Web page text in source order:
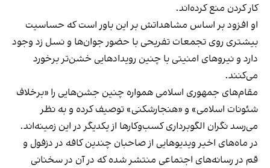
کار کردن منع کرده‌اند.
او افزود بر اساس مشاهداتش بر این باور است که حساسیت
بیشتری روی تجمعات تفریحی با حضور جوان‌ها و نسل زد وجود
دارد و نیروهای امنیتی با چنین رویدادهایی خشن‌تر برخورد
می‌کنند.
مقام‌های جمهوری اسلامی همواره چنین جشن‌هایی را «برخلاف
شئونات اسلامی» و «هنجارشکنی» توصیف کرده و به نظر
می‌رسد نگران الگوبرداری کسب‌وکارها از یکدیگر در این زمینه‌اند.
در ماه‌های اخیر ویدیوهایی از صاحبان چندین کافه در دزفول و
قم در رسانه‌های اجتماعی منتشر شده که در آن در سخنانی